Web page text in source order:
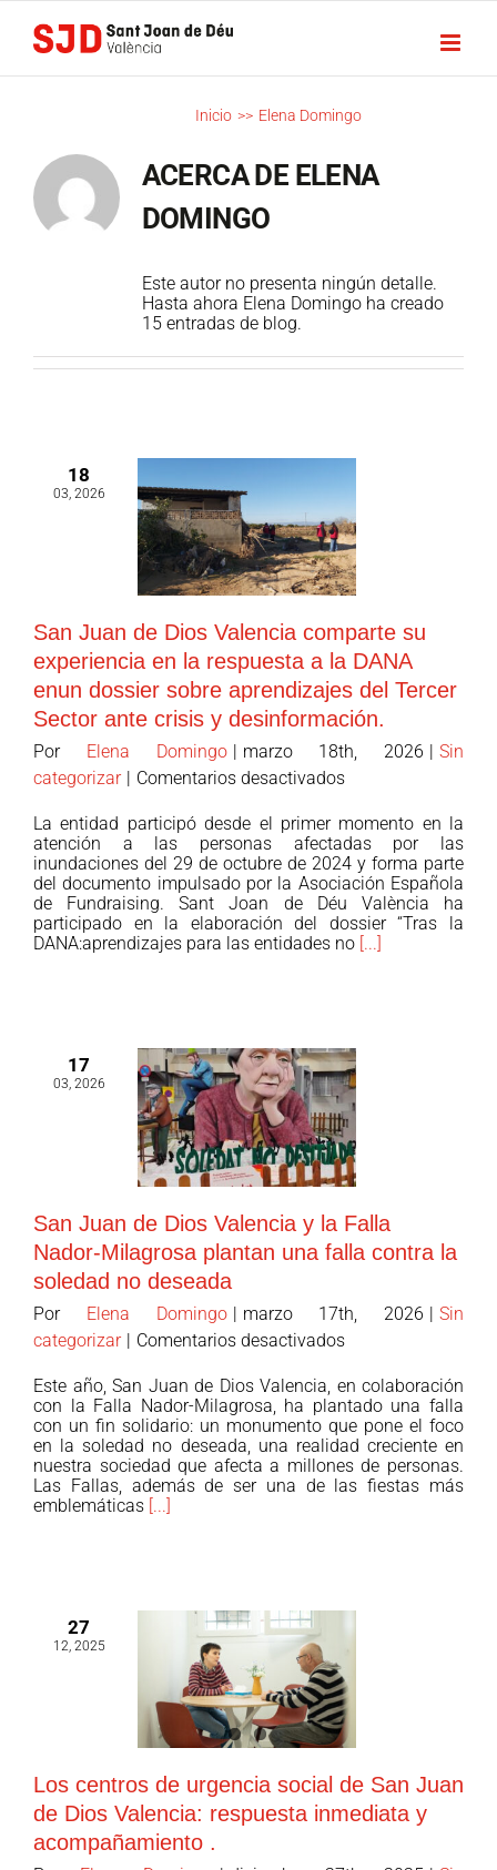
Saltar
contenido
Inicio >> Elena Domingo
ACERCA DE ELENA
DOMINGO
Este autor no presenta ningún detalle.
Hasta ahora Elena Domingo ha creado
15 entradas de blog.
18
03, 2026
San Juan de Dios Valencia comparte su
experiencia en la respuesta a la DANA
enun dossier sobre aprendizajes del Tercer
Sector ante crisis y desinformación.
Por Elena Domingo marzo 18th, 2026
Sin
categorizar
Comentarios desactivadosen
Juan
de
Dios
Valencia
comparte
la
respuesta
a
la
DANA
enun
sobre
aprendizajes
Tercer
crisis
y
desinformación.
La entidad participó desde el primer momento en la
atención a las personas afectadas por las
inundaciones del 29 de octubre de 2024 y forma parte
del documento impulsado por la Asociación Española
de Fundraising. Sant Joan de Déu València ha
participado en la elaboración del dossier “Tras la
DANA:aprendizajes para las entidades no [...]
17
03, 2026
San Juan de Dios Valencia y la Falla
Nador-Milagrosa plantan una falla contra la
soledad no deseada
Por Elena Domingo | marzo 17th, 2026 | Sin
categorizar | Comentarios desactivadosen
Juan
de
Dios
Valencia
y
plantan
falla
contra
la
no
deseada
Este año, San Juan de Dios Valencia, en colaboración
con la Falla Nador-Milagrosa, ha plantado una falla
con un fin solidario: un monumento que pone el foco
en la soledad no deseada, una realidad creciente en
nuestra sociedad que afecta a millones de personas.
Las Fallas, además de ser una de las fiestas más
emblemáticas [...]
27
12, 2025
Los centros de urgencia social de San Juan
de Dios Valencia: respuesta inmediata y
acompañamiento .